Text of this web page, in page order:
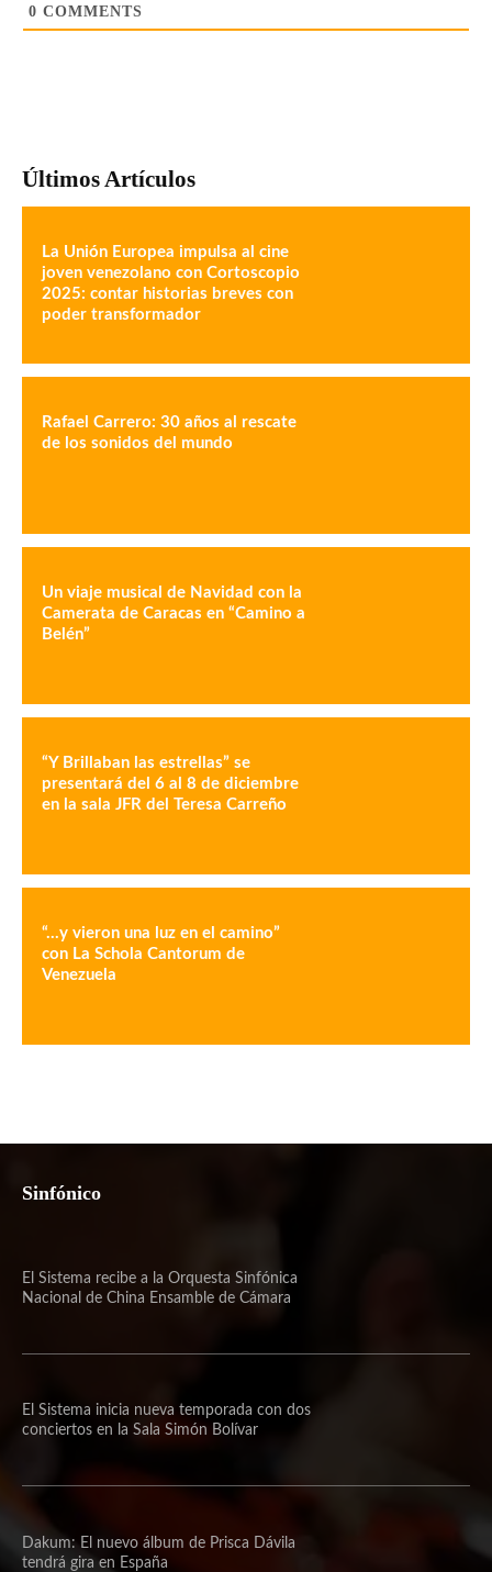
0 COMMENTS
Últimos Artículos
La Unión Europea impulsa al cine
joven venezolano con Cortoscopio
2025: contar historias breves con
poder transformador
Rafael Carrero: 30 años al rescate
de los sonidos del mundo
Un viaje musical de Navidad con la
Camerata de Caracas en “Camino a
Belén”
“Y Brillaban las estrellas” se
presentará del 6 al 8 de diciembre
en la sala JFR del Teresa Carreño
“…y vieron una luz en el camino”
con La Schola Cantorum de
Venezuela
Sinfónico
El Sistema recibe a la Orquesta Sinfónica
Nacional de China Ensamble de Cámara
El Sistema inicia nueva temporada con dos
conciertos en la Sala Simón Bolívar
Dakum: El nuevo álbum de Prisca Dávila
tendrá gira en España